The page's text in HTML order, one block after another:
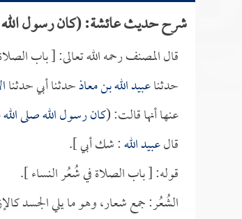
شرح حديث عائشة: (كان رسول الله
قال المصنف رحمه الله تعالى: [ باب
حدثناعبيد الله بن معاذحدثنا أبي حدثنا
عنها أنها قالت: (كان رسول الله صلى
قالعبيد الله: شك أبي ].
قوله: [ باب الصلاة في شُعُر النساء ].
الشُعُر: جمع شعار، وهو ما يلي الجسد